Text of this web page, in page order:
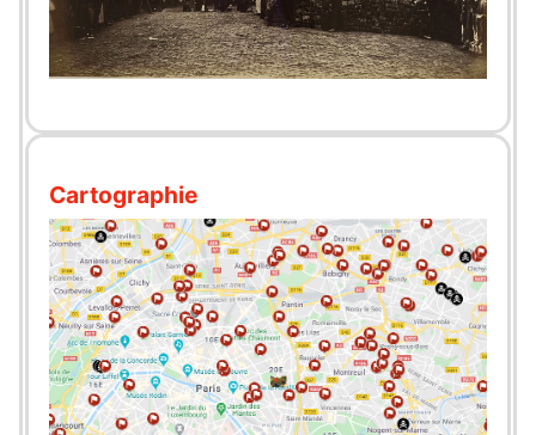
Cartographie